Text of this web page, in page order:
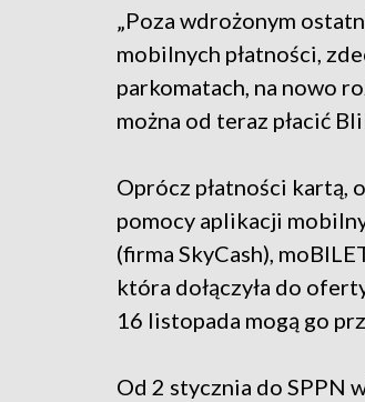
„Poza wdrożonym
mobilnych płatności,
parkomatach, na nowo
można od teraz płacić
Oprócz płatności kartą,
pomocy aplikacji
(firma SkyCash),
która dołączyła do
16 listopada mogą go
Od 2 stycznia do SPPN